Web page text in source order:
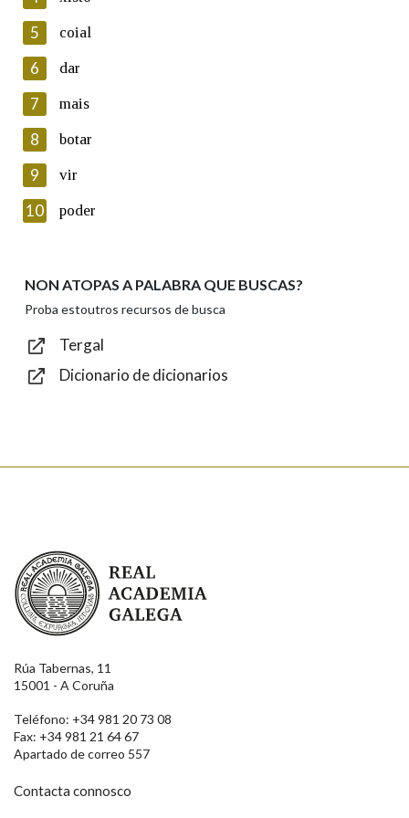
Lin e acepto as condicións da política de
Introduce o código que aparece na imaxe:
Texto de verificación
Enviar
5 coial
6 dar
7 mais
8 botar
9 vir
10 poder
NON ATOPAS A PALABRA QUE BUSCAS?
Proba estoutros recursos de busca
Tergal
Dicionario de dicionarios
Real Academia Galega
Rúa Tabernas, 11
15001 - A Coruña
Teléfono: +34 981 20 73 08
Fax: +34 981 21 64 67
Apartado de correo 557
Contacta connosco